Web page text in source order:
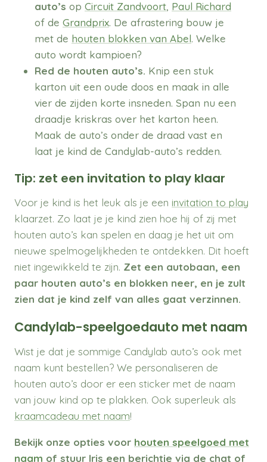
auto’s op Circuit Zandvoort, Paul Richard
of de Grandprix. De afrastering bouw je
met de houten blokken van Abel. Welke
auto wordt kampioen?
Red de houten auto’s. Knip een stuk
karton uit een oude doos en maak in alle
vier de zijden korte insneden. Span nu een
draadje kriskras over het karton heen.
Maak de auto’s onder de draad vast en
laat je kind de Candylab-auto’s redden.
Tip: zet een invitation to play klaar
Voor je kind is het leuk als je een invitation to play
klaarzet. Zo laat je je kind zien hoe hij of zij met
houten auto’s kan spelen en daag je het uit om
nieuwe spelmogelijkheden te ontdekken. Dit hoeft
niet ingewikkeld te zijn. Zet een autobaan, een
paar houten auto’s en blokken neer, en je zult
zien dat je kind zelf van alles gaat verzinnen.
Candylab-speelgoedauto met naam
Wist je dat je sommige Candylab auto’s ook met
naam kunt bestellen? We personaliseren de
houten auto’s door er een sticker met de naam
van jouw kind op te plakken. Ook superleuk als
kraamcadeau met naam!
Bekijk onze opties voor houten speelgoed met
naam of stuur Iris een berichtje via de chat of